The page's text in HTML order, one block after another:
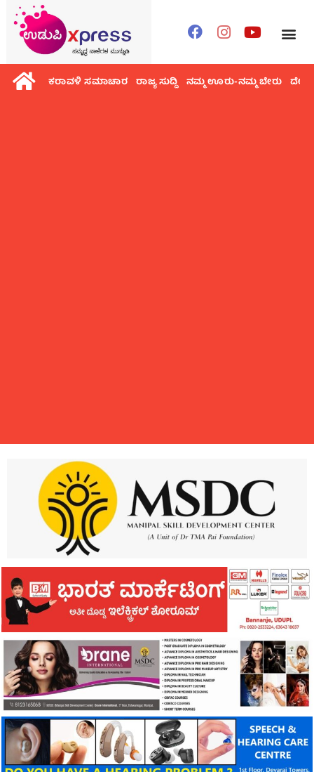
ಕರಾವಳಿ ಸಮಾಚಾರ ರಾಜ್ಯ ಸುದ್ದಿ ನಮ್ಮ ಊರು-ನಮ್ಮ ಬೇರು ದೇಶ